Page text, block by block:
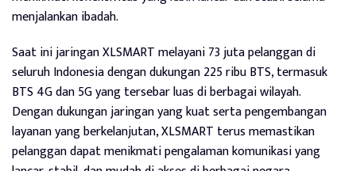
menjalankan ibadah.
Saat ini jaringan XLSMART melayani 73 juta pelanggan di
seluruh Indonesia dengan dukungan 225 ribu BTS, termasuk
BTS 4G dan 5G yang tersebar luas di berbagai wilayah.
Dengan dukungan jaringan yang kuat serta pengembangan
layanan yang berkelanjutan, XLSMART terus memastikan
pelanggan dapat menikmati pengalaman komunikasi yang